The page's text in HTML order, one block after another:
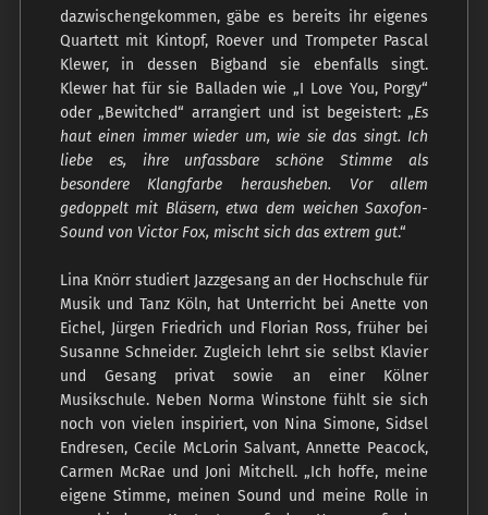
dazwischengekommen, gäbe es bereits ihr eigenes
Quartett mit Kintopf, Roever und Trompeter Pascal
Klewer, in dessen Bigband sie ebenfalls singt.
Klewer hat für sie Balladen wie „I Love You, Porgy“
oder „Bewitched“ arrangiert und ist begeistert: „Es
haut einen immer wieder um, wie sie das singt. Ich
liebe es, ihre unfassbare schöne Stimme als
besondere Klangfarbe herausheben. Vor allem
gedoppelt mit Bläsern, etwa dem weichen Saxofon-
Sound von Victor Fox, mischt sich das extrem gut.“
Lina Knörr studiert Jazzgesang an der Hochschule für
Musik und Tanz Köln, hat Unterricht bei Anette von
Eichel, Jürgen Friedrich und Florian Ross, früher bei
Susanne Schneider. Zugleich lehrt sie selbst Klavier
und Gesang privat sowie an einer Kölner
Musikschule. Neben Norma Winstone fühlt sie sich
noch von vielen inspiriert, von Nina Simone, Sidsel
Endresen, Cecile McLorin Salvant, Annette Peacock,
Carmen McRae und Joni Mitchell. „Ich hoffe, meine
eigene Stimme, meinen Sound und meine Rolle in